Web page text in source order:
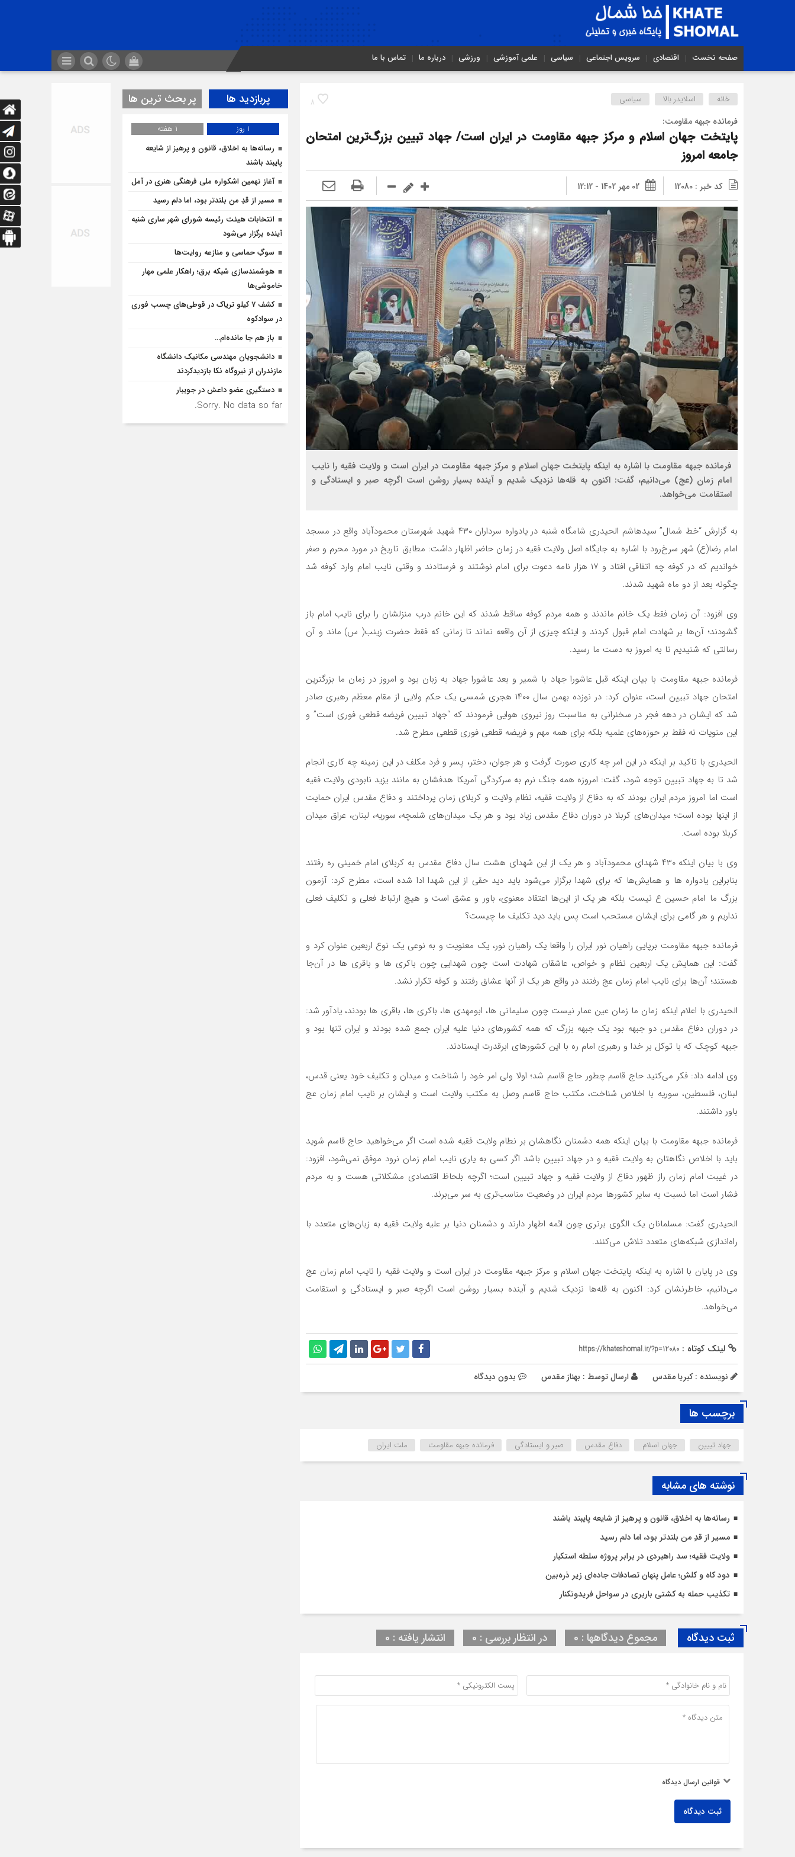
صفحه نخست اقتصادی سرویس اجتماعی سیاسی علمی آموزشی ورزشی درباره ما تماس با ما
8 خانه اسلایدر بالا سیاسی
فرمانده جبهه مقاومت:
پایتخت جهان اسلام و مرکز جبهه مقاومت در ایران است/ جهاد تبیین بزرگ‌ترین امتحان
جامعه امروز
کد خبر : 12080 02 مهر 1402 - 12:12
فرمانده جبهه مقاومت با اشاره به اینکه پایتخت جهان اسلام و مرکز جبهه مقاومت در ایران است و ولایت فقیه را نایب
امام زمان (عج) می‌دانیم، گفت: اکنون به قله‌ها نزدیک شدیم و آینده بسیار روشن است اگرچه صبر و ایستادگی و
استقامت می‌خواهد.
به گزارش “خط شمال” سیدهاشم الحیدری شامگاه شنبه در یادواره سرداران ۴۳۰ شهید شهرستان محمودآباد واقع در مسجد
امام رضا(ع) شهر سرخ‌رود با اشاره به جایگاه اصل ولایت فقیه در زمان حاضر اظهار داشت: مطابق تاریخ در مورد محرم و صفر
خواندیم که در کوفه چه اتفاقی افتاد و ۱۷ هزار نامه دعوت برای امام نوشتند و فرستادند و وقتی نایب امام وارد کوفه شد
چگونه بعد از دو ماه شهید شدند.
وی افزود: آن زمان فقط یک خانم ماندند و همه مردم کوفه ساقط شدند که این خانم درب منزلشان را برای نایب امام باز
گشودند؛ آن‌ها بر شهادت امام قبول کردند و اینکه چیزی از آن واقعه نماند تا زمانی که فقط حضرت زینب( س) ماند و آن
رسالتی که شنیدیم تا به امروز به دست ما رسید.
فرمانده جبهه مقاومت با بیان اینکه قبل عاشورا جهاد با شمیر و بعد عاشورا جهاد به زبان بود و امروز در زمان ما بزرگترین
امتحان جهاد تبیین است، عنوان کرد: در نوزده بهمن سال ۱۴۰۰ هجری شمسی یک حکم ولایی از مقام معظم رهبری صادر
شد که ایشان در دهه فجر در سخنرانی به مناسبت روز نیروی هوایی فرمودند که “جهاد تبیین فریضه قطعی فوری است” و
این منویات نه فقط بر حوزه‌های علمیه بلکه برای همه مهم و فریضه قطعی فوری قطعی مطرح شد.
الحیدری با تاکید بر اینکه در این امر چه کاری صورت گرفت و هر جوان، دختر، پسر و فرد مکلف در این زمینه چه کاری انجام
شد تا به جهاد تبیین توجه شود، گفت: امروزه همه جنگ نرم به سرکردگی آمریکا هدفشان به مانند یزید نابودی ولایت فقیه
است اما امروز مردم ایران بودند که به دفاع از ولایت فقیه، نظام ولایت و کربلای زمان پرداختند و دفاع مقدس ایران حمایت
از اینها بوده است؛ میدان‌های کربلا در دوران دفاع مقدس زیاد بود و هر یک میدان‌های شلمچه، سوریه، لبنان، عراق میدان
کربلا بوده است.
وی با بیان اینکه ۴۳۰ شهدای محمودآباد و هر یک از این شهدای هشت سال دفاع مقدس به کربلای امام خمینی ره رفتند
بنابراین یادواره ها و همایش‌ها که برای شهدا برگزار می‌شود باید دید حقی از این شهدا ادا شده است، مطرح کرد: آزمون
بزرگ ما امام حسین ع نیست بلکه هر یک از این‌ها اعتقاد معنوی، باور و عشق است و هیچ ارتباط فعلی و تکلیف فعلی
نداریم و هر گامی برای ایشان مستحب است پس باید دید تکلیف ما چیست؟
فرمانده جبهه مقاومت برپایی راهیان نور ایران را واقعا یک راهیان نور، یک معنویت و به نوعی یک نوع اربعین عنوان کرد و
گفت: این همایش یک اربعین نظام و خواص، عاشقان شهادت است چون شهدایی چون باکری ها و باقری ها در آن‌جا
هستند؛ آن‌ها برای نایب امام زمان عج رفتند در واقع هر یک از آنها عشاق رفتند و کوفه تکرار نشد.
الحیدری با اعلام اینکه زمان ما زمان عین عمار نیست چون سلیمانی ها، ابومهدی ها، باکری ها، باقری ها بودند، یادآور شد:
در دوران دفاع مقدس دو جبهه بود یک جبهه بزرگ که همه کشورهای دنیا علیه ایران جمع شده بودند و ایران تنها بود و
جبهه کوچک که با توکل بر خدا و رهبری امام ره با این کشورهای ابرقدرت ایستادند.
وی ادامه داد: فکر می‌کنید حاج قاسم چطور حاج قاسم شد؛ اولا ولی امر خود را شناخت و میدان و تکلیف خود یعنی قدس،
لبنان، فلسطین، سوریه با اخلاص شناخت، مکتب حاج قاسم وصل به مکتب ولایت است و ایشان بر نایب امام زمان عج
باور داشتند.
فرمانده جبهه مقاومت با بیان اینکه همه دشمنان نگاهشان بر نطام ولایت فقیه شده است اگر می‌خواهید حاج قاسم شوید
باید با اخلاص نگاهتان به ولایت فقیه و در جهاد تبیین باشد اگر کسی به یاری نایب امام زمان نرود موفق نمی‌شود، افزود:
در غیبت امام زمان راز ظهور دفاع از ولایت فقیه و جهاد تبیین است؛ اگرچه بلحاظ اقتصادی مشکلاتی هست و به مردم
فشار است اما نسبت به سایر کشورها مردم ایران در وضعیت مناسب‌تری به سر می‌برند.
الحیدری گفت: مسلمانان یک الگوی برتری چون ائمه اطهار دارند و دشمنان دنیا بر علیه ولایت فقیه به زبان‌های متعدد با
راه‌اندازی شبکه‌های متعدد تلاش می‌کنند.
وی در پایان با اشاره به اینکه پایتخت جهان اسلام و مرکز جبهه مقاومت در ایران است و ولایت فقیه را نایب امام زمان عج
می‌دانیم، خاطرنشان کرد: اکنون به قله‌ها نزدیک شدیم و آینده بسیار روشن است اگرچه صبر و ایستادگی و استقامت
می‌خواهد.
لینک کوتاه : https://khateshomal.ir/?p=12080
نویسنده : کبریا مقدس ارسال توسط : بهناز مقدس بدون دیدگاه
برچسب ها
جهاد تبیین جهان اسلام دفاع مقدس صبر و ایستادگی فرمانده جبهه مقاومت ملت ایران
نوشته های مشابه
رسانه‌ها به اخلاق، قانون و پرهیز از شایعه پایبند باشند
مسیر از قدِ من بلندتر بود، اما دلم رسید
ولایت فقیه؛ سد راهبردی در برابر پروژه سلطه استکبار
دود کاه و کلش؛ عامل پنهان تصادفات جاده‌ای زیر ذره‌بین
تکذیب حمله به کشتی باربری در سواحل فریدونکنار
ثبت دیدگاه مجموع دیدگاهها : 0 در انتظار بررسی : 0 انتشار یافته : 0
قوانین ارسال دیدگاه
ثبت دیدگاه
پربازدید ها پر بحث ترین ها
1 روز
1 هفته
رسانه‌ها به اخلاق، قانون و پرهیز از شایعه
پایبند باشند
آغاز نهمین اشکواره ملی فرهنگی هنری در آمل
مسیر از قدِ من بلندتر بود، اما دلم رسید
انتخابات هیئت رئیسه شورای شهر ساری شنبه
آینده برگزار می‌شود
سوگِ حماسی و منازعه روایت‌ها
هوشمندسازی شبکه برق؛ راهکار علمی مهار
خاموشی‌ها
کشف 7 کیلو تریاک در قوطی‌‌های چسب فوری
در سوادکوه
باز هم جا مانده‌ام…
دانشجویان مهندسی مکانیک دانشگاه
مازندران از نيروگاه نکا بازديدكردند
دستگیری عضو داعش در جویبار
Sorry. No data so far.